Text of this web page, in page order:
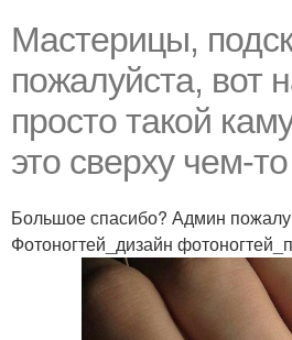
Мастерицы,
пожалуйста, вот
просто такой
это сверху чем-
Большое спасибо? Админ
Фотоногтей_дизайн